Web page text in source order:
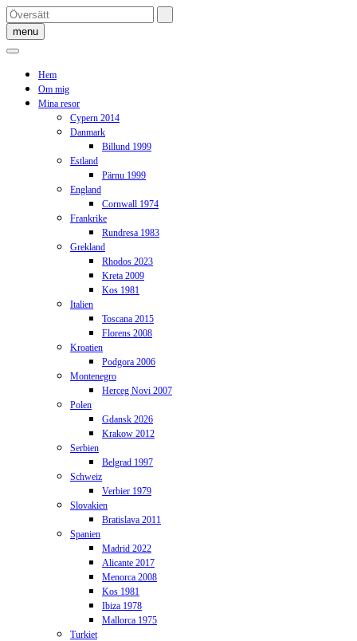
Skip
to
content
menu
Hem
Om mig
Mina resor
Cypern 2014
Danmark
Billund 1999
Estland
Pärnu 1999
England
Cornwall 1974
Frankrike
Rundresa 1983
Grekland
Rhodos 2023
Kreta 2009
Kos 1981
Italien
Toscana 2015
Florens 2008
Kroatien
Podgora 2006
Montenegro
Herceg Novi 2007
Polen
Gdansk 2026
Krakow 2012
Serbien
Belgrad 1997
Schweiz
Verbier 1979
Slovakien
Bratislava 2011
Spanien
Madrid 2022
Alicante 2017
Menorca 2008
Kos 1981
Ibiza 1978
Mallorca 1975
Turkiet